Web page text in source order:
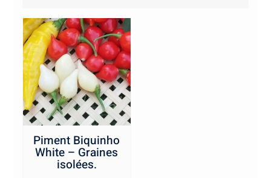
Piment Biquinho
White – Graines
isolées.